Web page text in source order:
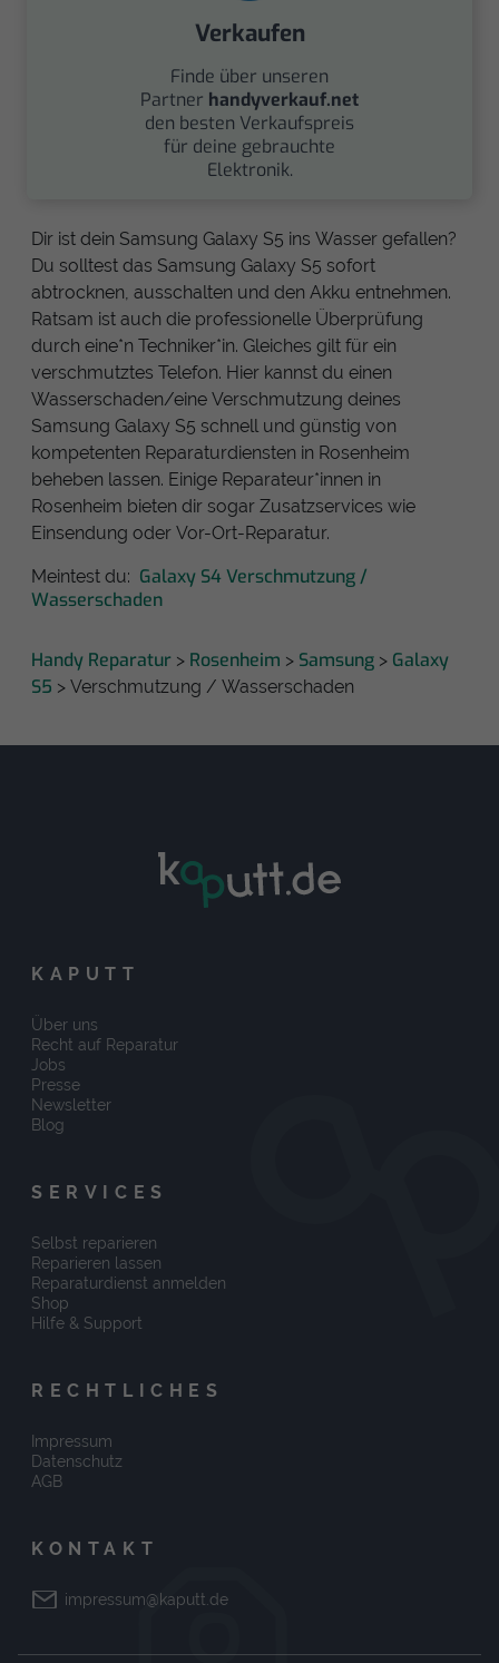
Verkaufen
Finde über unseren
Partner handyverkauf.net
den besten Verkaufspreis
für deine gebrauchte
Elektronik.
Dir ist dein Samsung Galaxy S5 ins Wasser gefallen?
Du solltest das Samsung Galaxy S5 sofort
abtrocknen, ausschalten und den Akku entnehmen.
Ratsam ist auch die professionelle Überprüfung
durch eine*n Techniker*in. Gleiches gilt für ein
verschmutztes Telefon. Hier kannst du einen
Wasserschaden/eine Verschmutzung deines
Samsung Galaxy S5 schnell und günstig von
kompetenten Reparaturdiensten in Rosenheim
beheben lassen. Einige Reparateur*innen in
Rosenheim bieten dir sogar Zusatzservices wie
Einsendung oder Vor-Ort-Reparatur.
Meintest du: Galaxy S4 Verschmutzung /
Wasserschaden
Handy Reparatur > Rosenheim > Samsung > Galaxy
S5 > Verschmutzung / Wasserschaden
KAPUTT
Über uns
Recht auf Reparatur
Jobs
Presse
Newsletter
Blog
SERVICES
Selbst reparieren
Reparieren lassen
Reparaturdienst anmelden
Shop
Hilfe & Support
RECHTLICHES
Impressum
Datenschutz
AGB
KONTAKT
impressum@kaputt.de